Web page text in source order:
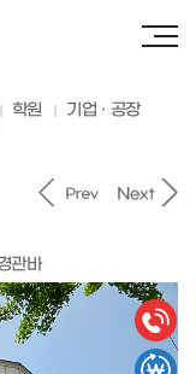
학원
기업 · 공장
관바